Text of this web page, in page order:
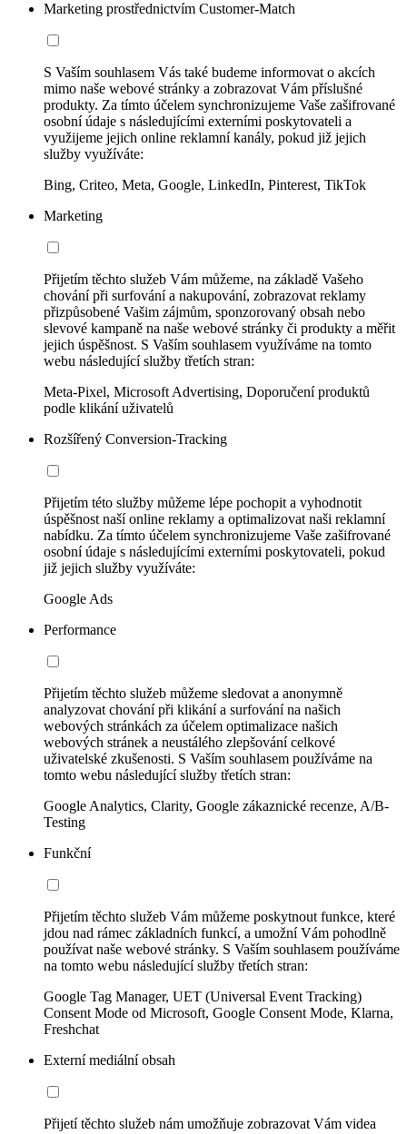
Marketing prostřednictvím Customer-Match
S Vaším souhlasem Vás také budeme informovat o akcích
mimo naše webové stránky a zobrazovat Vám příslušné
produkty. Za tímto účelem synchronizujeme Vaše zašifrované
osobní údaje s následujícími externími poskytovateli a
využijeme jejich online reklamní kanály, pokud již jejich
služby využíváte:
Bing, Criteo, Meta, Google, LinkedIn, Pinterest, TikTok
Marketing
Přijetím těchto služeb Vám můžeme, na základě Vašeho
chování při surfování a nakupování, zobrazovat reklamy
přizpůsobené Vašim zájmům, sponzorovaný obsah nebo
slevové kampaně na naše webové stránky či produkty a měřit
jejich úspěšnost. S Vaším souhlasem využíváme na tomto
webu následující služby třetích stran:
Meta-Pixel, Microsoft Advertising, Doporučení produktů
podle klikání uživatelů
Rozšířený Conversion-Tracking
Přijetím této služby můžeme lépe pochopit a vyhodnotit
úspěšnost naší online reklamy a optimalizovat naši reklamní
nabídku. Za tímto účelem synchronizujeme Vaše zašifrované
osobní údaje s následujícími externími poskytovateli, pokud
již jejich služby využíváte:
Google Ads
Performance
Přijetím těchto služeb můžeme sledovat a anonymně
analyzovat chování při klikání a surfování na našich
webových stránkách za účelem optimalizace našich
webových stránek a neustálého zlepšování celkové
uživatelské zkušenosti. S Vaším souhlasem používáme na
tomto webu následující služby třetích stran:
Google Analytics, Clarity, Google zákaznické recenze, A/B-
Testing
Funkční
Přijetím těchto služeb Vám můžeme poskytnout funkce, které
jdou nad rámec základních funkcí, a umožní Vám pohodlně
používat naše webové stránky. S Vaším souhlasem používáme
na tomto webu následující služby třetích stran:
Google Tag Manager, UET (Universal Event Tracking)
Consent Mode od Microsoft, Google Consent Mode, Klarna,
Freshchat
Externí mediální obsah
Přijetí těchto služeb nám umožňuje zobrazovat Vám videa